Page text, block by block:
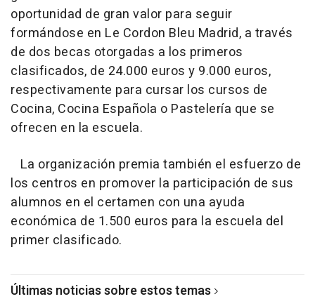
oportunidad de gran valor para seguir
formándose en Le Cordon Bleu Madrid, a través
de dos becas otorgadas a los primeros
clasificados, de 24.000 euros y 9.000 euros,
respectivamente para cursar los cursos de
Cocina, Cocina Española o Pastelería que se
ofrecen en la escuela.
La organización premia también el esfuerzo de
los centros en promover la participación de sus
alumnos en el certamen con una ayuda
económica de 1.500 euros para la escuela del
primer clasificado.
Últimas noticias sobre estos temas